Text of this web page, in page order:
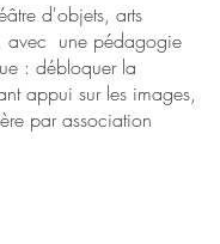
d'objets, arts
avec une pédagogie
: débloquer la
appui sur les images,
par association